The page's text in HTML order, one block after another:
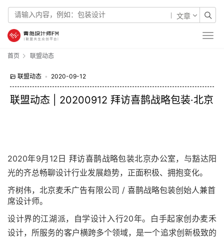
文章
首页 联盟动态
联盟动态 • 2020-09-12
联盟动态 | 20200912 拜访喜鹊战略包装·北京
2020年9月12日 拜访喜鹊战略包装北京办公室，与豁达阳
光的齐总畅聊设计行业发展趋势，正面积极、拥抱变化。
齐树伟，北京麦禾广告有限公司 / 喜鹊战略包装创始人兼首
席设计师。
设计界的江湖派，自学设计入行20年。白手起家创办麦禾
设计，所服务的客户横跨多个领域，是一个追求创新极致的